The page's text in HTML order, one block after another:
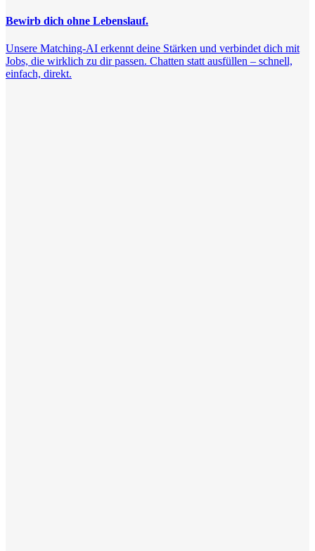
Bewirb dich ohne Lebenslauf.
Unsere Matching-AI erkennt deine Stärken und verbindet dich mit
Jobs, die wirklich zu dir passen. Chatten statt ausfüllen – schnell,
einfach, direkt.